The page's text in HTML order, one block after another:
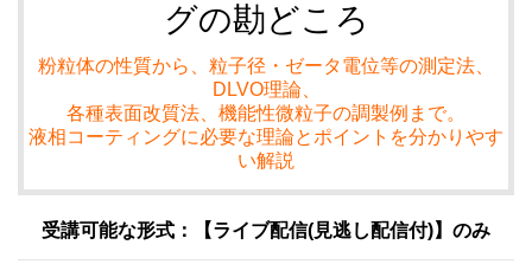
グの勘どころ
粉粒体の性質から、粒子径・ゼータ電位等の測定法、
DLVO理論、
各種表面改質法、機能性微粒子の調製例まで。
液相コーティングに必要な理論とポイントを分かりやす
い解説
受講可能な形式：【ライブ配信(見逃し配信付)】のみ